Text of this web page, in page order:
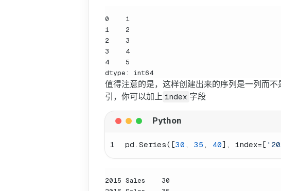
0    1
1    2
2    3
3    4
4    5
dtype: int64
值得注意的是，这样创建出来的序列是一列而
引，你可以加上 index 字段
1 pd.Series([30 , 35 , 40], index=[
2015 Sales    30